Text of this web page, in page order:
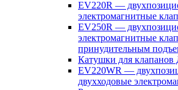
EV220R —
электромагнитные
EV250R —
электромагнитные
принудительным
Катушки для клапанов
EV220WR —
двухходовые